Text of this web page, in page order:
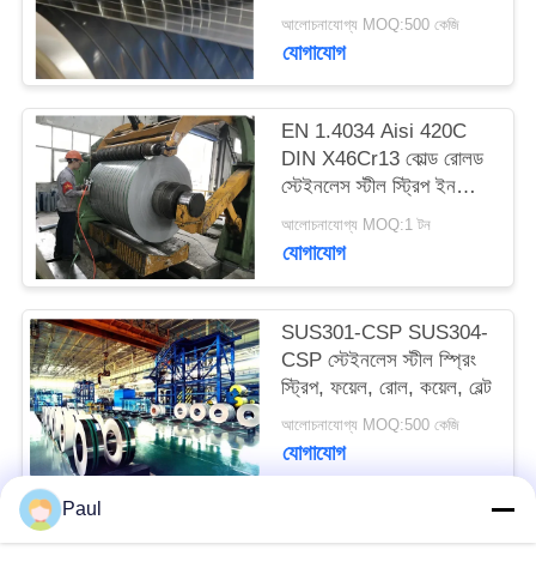
PRIVACY
POLICY
আলোচনাযোগ্য MOQ:500 কেজি
যোগাযোগ
EN 1.4034 Aisi 420C
DIN X46Cr13 কোল্ড রোলড
স্টেইনলেস স্টীল স্ট্রিপ ইন
আলোচনাযোগ্য MOQ:1 টন
যোগাযোগ
SUS301-CSP SUS304-
CSP স্টেইনলেস স্টীল স্প্রিং
স্ট্রিপ, ফয়েল, রোল, কয়েল, বেল্ট
আলোচনাযোগ্য MOQ:500 কেজি
যোগাযোগ
Paul